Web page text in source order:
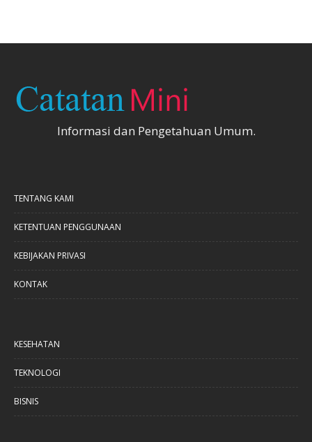
Informasi dan Pengetahuan Umum.
TENTANG KAMI
KETENTUAN PENGGUNAAN
KEBIJAKAN PRIVASI
KONTAK
KESEHATAN
TEKNOLOGI
BISNIS